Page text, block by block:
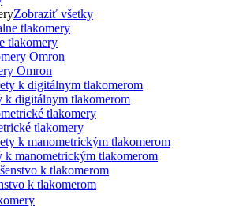
Zobraziť všetky
tlakomery
Omron
k digitálnym tlakomerom
tlakomery
k manometrickým tlakomerom
k tlakomerom